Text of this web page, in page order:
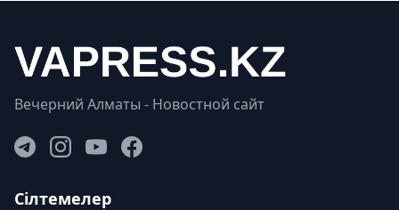
Вечерний Алматы - Новостной сайт
Сілтемелер